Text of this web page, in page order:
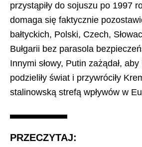
przystąpiły do sojuszu po 1997
domaga się faktycznie
bałtyckich, Polski, Czech,
Bułgarii bez parasola
Innymi słowy, Putin zażądał,
podzieliły świat i przywróciły
stalinowską strefą wpływów w
PRZECZYTAJ: